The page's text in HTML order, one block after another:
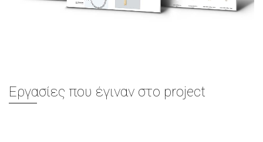
Eργασίες που έγιναν στο project